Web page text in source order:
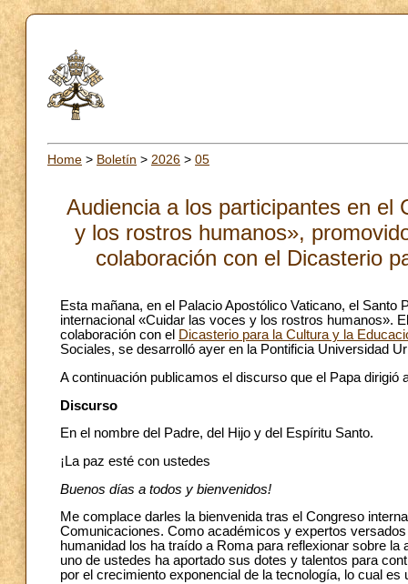
Home > Boletín > 2026 > 05
Audiencia a los participantes en el
y los rostros humanos»,
colaboración con el Dicasterio
Esta mañana, en el Palacio Apostólico Vaticano, el
internacional «Cuidar las voces y los rostros humanos».
colaboración con el Dicasterio para la Cultura y la
Sociales, se desarrolló ayer en la Pontificia Universidad
A continuación publicamos el discurso que el Papa dirigió
Discurso
En el nombre del Padre, del Hijo y del Espíritu Santo.
¡La paz esté con ustedes
Buenos días a todos y bienvenidos!
Me complace darles la bienvenida tras el Congreso
Comunicaciones. Como académicos y expertos
humanidad los ha traído a Roma para reflexionar sobre
uno de ustedes ha aportado sus dotes y talentos para
por el crecimiento exponencial de la tecnología, lo cual